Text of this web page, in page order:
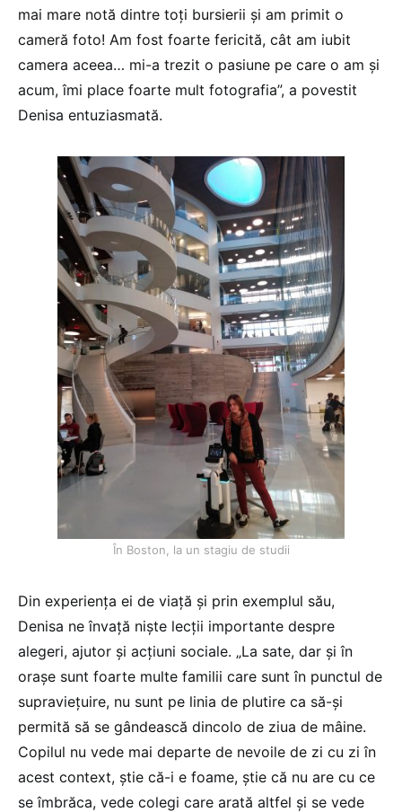
mai mare notă dintre toți bursierii și am primit o
cameră foto! Am fost foarte fericită, cât am iubit
camera aceea… mi-a trezit o pasiune pe care o am și
acum, îmi place foarte mult fotografia”, a povestit
Denisa entuziasmată.
În Boston, la un stagiu de studii
Din experiența ei de viață și prin exemplul său,
Denisa ne învață niște lecții importante despre
alegeri, ajutor și acțiuni sociale. „La sate, dar și în
orașe sunt foarte multe familii care sunt în punctul de
supraviețuire, nu sunt pe linia de plutire ca să-și
permită să se gândească dincolo de ziua de mâine.
Copilul nu vede mai departe de nevoile de zi cu zi în
acest context, știe că-i e foame, știe că nu are cu ce
se îmbrăca, vede colegi care arată altfel și se vede